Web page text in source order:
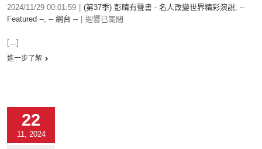
2024/11/29 00:01:59 (第37季) 彭晴有聲書 - 名人改變世界精彩演說, --
Featured --, -- 網台 -- 迴響已關閉
[...]
進一步了解
22
11, 2024